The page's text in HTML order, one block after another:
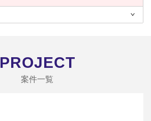
PROJECT
案件一覧